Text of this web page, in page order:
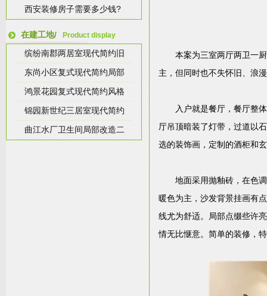
西安装修房子需要多少钱?
在建工地/ Product display
缤纷南郡两居室现代简约旧
东尚小区复式现代简约局部
鸿景花园复式现代简约风格
锦园新世纪三居室现代简约
曲江水厂卫生间局部改造二
本案为三室两厅两卫一
主，但同时也不失怀旧、浪
入户就是餐厅，餐厅整
厅吊顶暗装了灯带，过道以
选的装饰画，定制的酒柜和
地面采用抛釉砖，在色
暖色为主，沙发背景挂画有
线尤为舒适。局部点缀些许
情无比惬意。简单的装修，